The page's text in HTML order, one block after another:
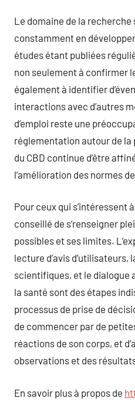
Le domaine de la recherche
constamment en
études étant publiées
non seulement à confirmer
également à identifier
interactions avec d’autres
d’emploi reste une
réglementation autour de la
du CBD continue d’être
l’amélioration des normes
Pour ceux qui s’intéressent
conseillé de s’renseigner
possibles et ses limites.
lecture d’avis d’utilisateurs,
scientifiques, et le dialogue
la santé sont des étapes
processus de prise de
de commencer par de
réactions de son corps, et
observations et des
En savoir plus à propos de